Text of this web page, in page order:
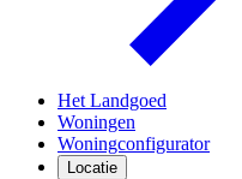
Het Landgoed
Woningen
Woningconfigurator
Locatie